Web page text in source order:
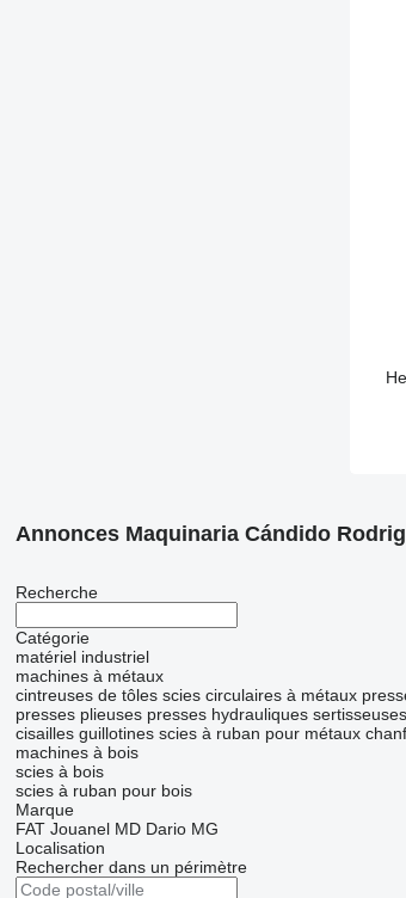
Annonces Maquinaria Cándido
Recherche
Catégorie
matériel industriel
machines à métaux
cintreuses de tôles scies circulaires à métaux
presses plieuses presses hydrauliques
cisailles guillotines scies à ruban pour métaux
machines à bois
scies à bois
scies à ruban pour bois
Marque
FAT Jouanel MD Dario MG
Localisation
Rechercher dans un périmètre